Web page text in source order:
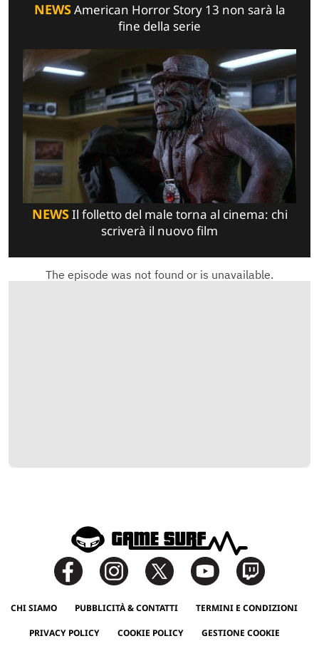
NEWSAmerican Horror Story 13 non sarà la
fine della serie
NEWSIl folletto del male torna al cinema: chi
scriverà il nuovo film
CHI SIAMO PUBBLICITÀ & CONTATTI TERMINI E CONDIZIONI
PRIVACY POLICY COOKIE POLICY GESTIONE COOKIE